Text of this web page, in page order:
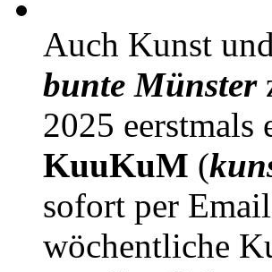
Auch Kunst
bunte Münster
2025
KuuKuM (
sofort per
wöchentliche